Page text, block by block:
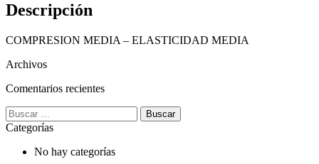
Descripción
COMPRESION MEDIA – ELASTICIDAD MEDIA
Archivos
Comentarios recientes
Buscar:
Categorías
No hay categorías